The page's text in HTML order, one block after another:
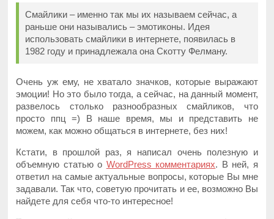
Смайлики – именно так мы их называем сейчас, а
раньше они назывались – эмотиконы. Идея
использовать смайлики в интернете, появилась в
1982 году и принадлежала она Скотту Фелману.
Очень уж ему, не хватало значков, которые выражают
эмоции! Но это было тогда, а сейчас, на данный момент,
развелось столько разнообразных смайликов, что
просто ппц =) В наше время, мы и представить не
можем, как можно общаться в интернете, без них!
Кстати, в прошлой раз, я написал очень полезную и
объемную статью о WordPress комментариях. В ней, я
ответил на самые актуальные вопросы, которые Вы мне
задавали. Так что, советую прочитать и ее, возможно Вы
найдете для себя что-то интересное!